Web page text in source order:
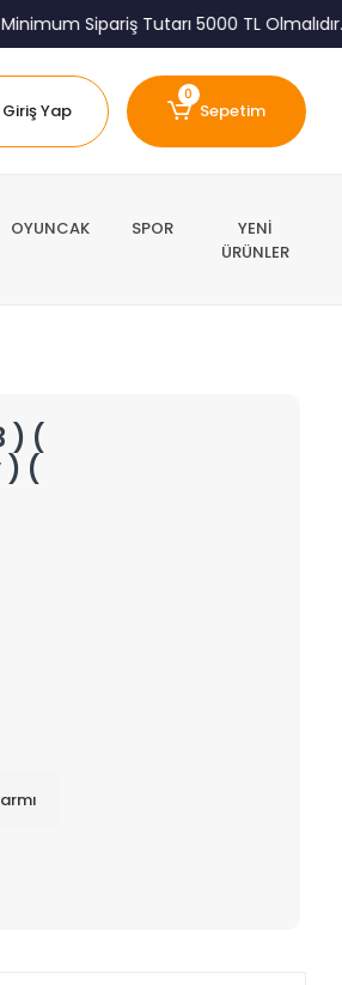
Sipariş Tutarı 5000 TL Olmalıdır.
Giriş Yap
0
Sepetim
OYUNCAK SPOR
YENİ
ÜRÜNLER
) (
) (